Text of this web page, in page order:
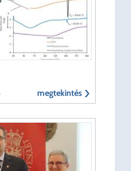
megtekintés